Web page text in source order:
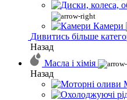
Камери
Дивитись більше
Назад
Масла і хімія
Назад